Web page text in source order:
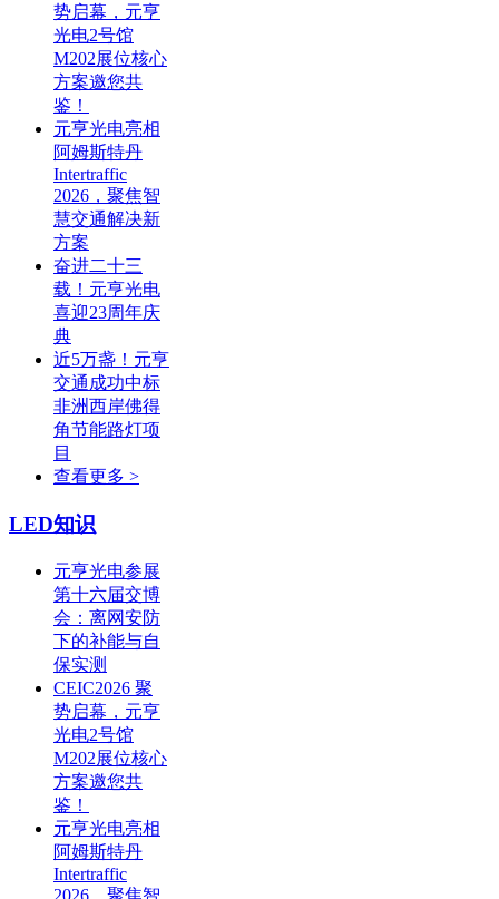
势启幕，元亨
光电2号馆
M202展位核心
方案邀您共
鉴！
元亨光电亮相
阿姆斯特丹
Intertraffic
2026，聚焦智
慧交通解决新
方案
奋进二十三
载！元亨光电
喜迎23周年庆
典
近5万盏！元亨
交通成功中标
非洲西岸佛得
角节能路灯项
目
查看更多 >
LED知识
元亨光电参展
第十六届交博
会：离网安防
下的补能与自
保实测
CEIC2026 聚
势启幕，元亨
光电2号馆
M202展位核心
方案邀您共
鉴！
元亨光电亮相
阿姆斯特丹
Intertraffic
2026，聚焦智